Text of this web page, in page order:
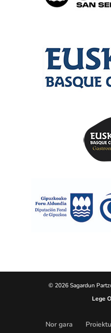
© 2026 Sagardun
Lege
Nor gara